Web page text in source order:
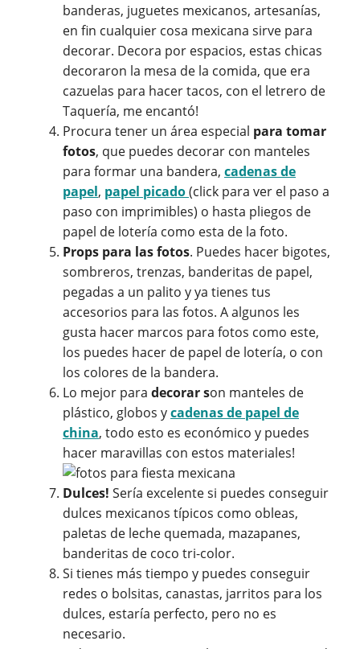
banderas, juguetes mexicanos, artesanías,
en fin cualquier cosa mexicana sirve para
decorar. Decora por espacios, estas chicas
decoraron la mesa de la comida, que era
cazuelas para hacer tacos, con el letrero de
Taquería, me encantó!
Procura tener un área especial para tomar
fotos, que puedes decorar con manteles
para formar una bandera, cadenas de
papel, papel picado(click para ver el paso a
paso con imprimibles) o hasta pliegos de
papel de lotería como esta de la foto.
Props para las fotos. Puedes hacer bigotes,
sombreros, trenzas, banderitas de papel,
pegadas a un palito y ya tienes tus
accesorios para las fotos. A algunos les
gusta hacer marcos para fotos como este,
los puedes hacer de papel de lotería, o con
los colores de la bandera.
Lo mejor para decorar son manteles de
plástico, globos ycadenas de papel de
china, todo esto es económico y puedes
hacer maravillas con estos materiales!
Dulces! Sería excelente si puedes conseguir
dulces mexicanos típicos como obleas,
paletas de leche quemada, mazapanes,
banderitas de coco tri-color.
Si tienes más tiempo y puedes conseguir
redes o bolsitas, canastas, jarritos para los
dulces, estaría perfecto, pero no es
necesario.